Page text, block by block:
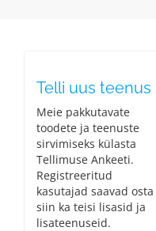
Telli uus teenus
Meie pakkutavate
toodete ja teenuste
sirvimiseks külasta
Tellimuse Ankeeti.
Registreeritud
kasutajad saavad osta
siin ka teisi lisasid ja
lisateenuseid.